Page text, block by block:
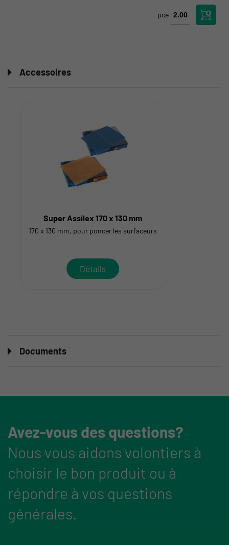
pce
Accessoires
Super Assilex 170 x 130 mm
170 x 130 mm, pour poncer les surfaceurs
Détails
Documents
Avez-vous des questions?
Nous vous aidons volontiers à
choisir le bon produit ou à
répondre à vos questions
générales.